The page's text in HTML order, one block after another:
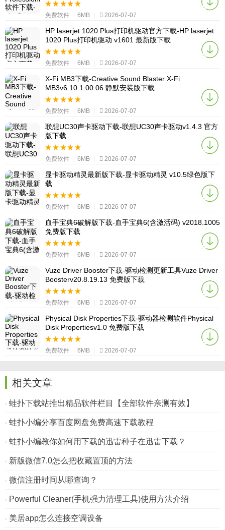
免费软件 6MB 2026-07-07
HP laserjet 1020 Plus打印机驱动官方下载-HP laserjet
1020 Plus打印机驱动 v1601 最新版下载
免费软件 6MB 2026-07-07
X-Fi MB3下载-Creative Sound Blaster X-Fi
MB3v6.10.1.00.06 静默安装版下载
免费软件 6MB 2026-07-07
联想UC30声卡驱动下载-联想UC30声卡驱动v1.4.3 官方
版下载
免费软件 6MB 2026-07-07
显卡驱动精灵最新版下载-显卡驱动精灵 v10.5绿色版下
载
免费软件 6MB 2026-07-07
血手宝典6破解版下载-血手宝典6(含激活码) v2018.1005
免费版下载
免费软件 6MB 2026-07-07
Vuze Driver Booster下载-驱动检测更新工具Vuze Driver
Boosterv20.8.19.13 免费版下载
免费软件 6MB 2026-07-07
Physical Disk Properties下载-驱动器检测软件Physical
Disk Propertiesv1.0 免费版下载
免费软件 6MB 2026-07-07
相关文章
蛙扑下载站推出精品软件栏目【全部软件亲测有效】
蛙扑小编分享百度网盘免费高速下载教程
蛙扑小编教你如何用下载的迅雷种子在迅雷下载？
新版微信7.0怎么把收藏置顶的方法
微信注册时间从哪查询？
Powerful Cleaner(手机强力清理工具)使用方法介绍
美居app怎么连接空调设备